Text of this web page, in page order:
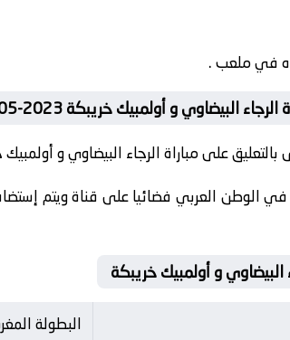
في ملعب .
البيضاوي و أولمبيك خريبكة 2023-05-06
على مباراة الرجاء البيضاوي و أولمبيك
في الوطن العربي فضائيا على قناة ويتم
البيضاوي و أولمبيك خريبكة
البطولة